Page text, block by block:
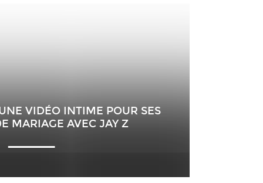
VIDÉO INTIME POUR SES
MARIAGE AVEC JAY Z